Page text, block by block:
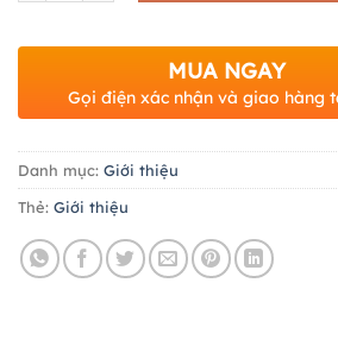
MUA NGAY
Gọi điện xác nhận và giao hàng
Danh mục: Giới thiệu
Thẻ: Giới thiệu